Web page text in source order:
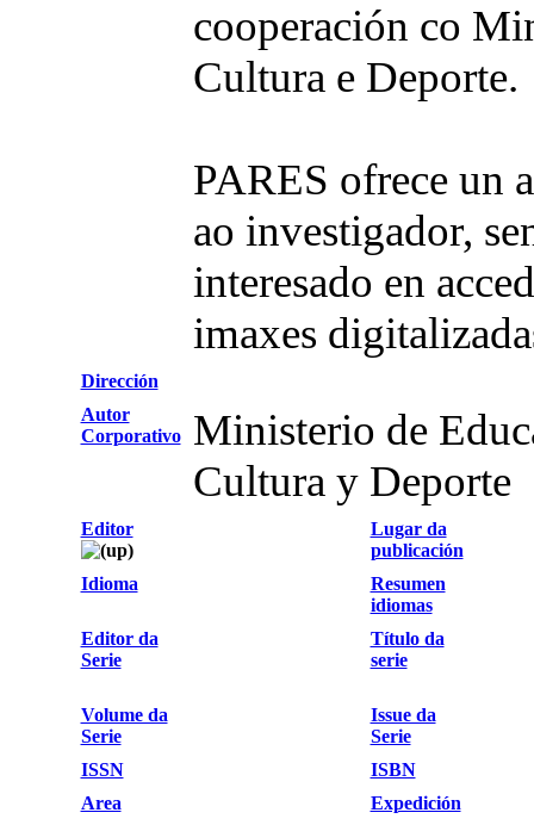
cooperación co
Cultura e Deporte.
PARES ofrece un
ao investigador,
interesado en
imaxes
Dirección
Autor
Corporativo
Ministerio de
Cultura y Deporte
Editor
Lugar da
publicación
Idioma
Resumen
idiomas
Editor da
Serie
Título da
serie
Volume da
Serie
Issue da
Serie
ISSN
ISBN
Area
Expedición